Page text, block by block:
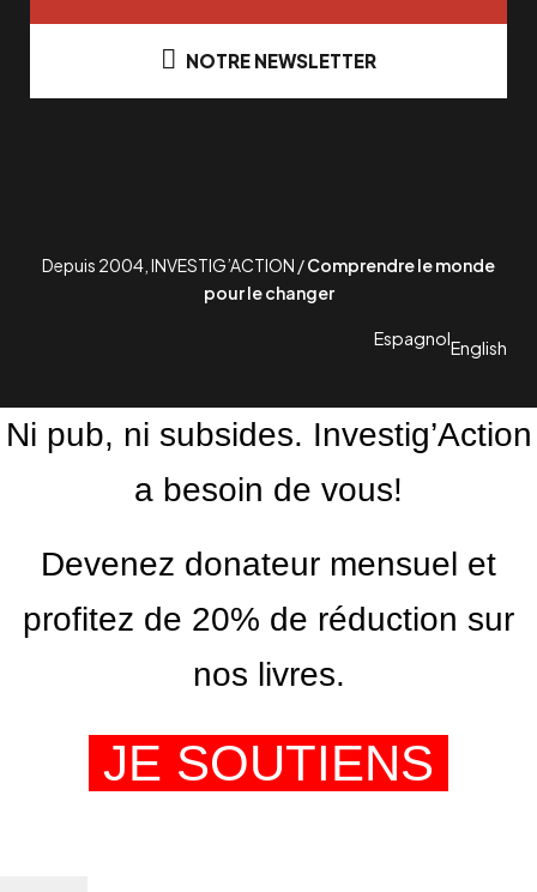
NOTRE NEWSLETTER
Depuis 2004, INVESTIG’ACTION /Comprendre le monde
pour le changer
EspagnolEnglish
Ni pub, ni subsides. Investig’Action
a besoin de vous!
Devenez donateur mensuel et
profitez de 20% de réduction sur
nos livres.
JE SOUTIENS